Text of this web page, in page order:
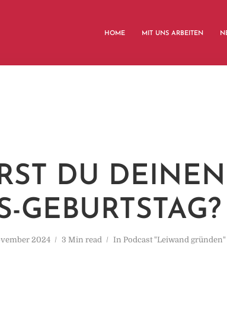
HOME MIT UNS ARBEITEN
DU DEINEN
GEBURTSTAG?
2024 3 Min read In Podcast "Leiwand gründen"